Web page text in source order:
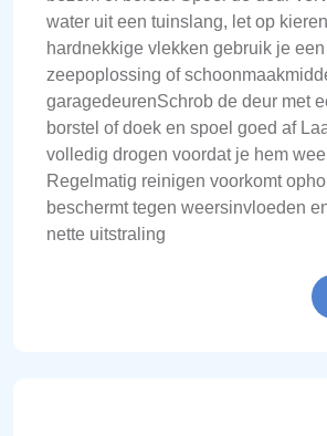
water uit een tuinslang, let op
hardnekkige vlekken gebruik je
zeepoplossing of
garagedeurenSchrob de deur met
borstel of doek en spoel goed af
volledig drogen voordat je hem
Regelmatig reinigen voorkomt
beschermt tegen weersinvloeden
nette uitstraling